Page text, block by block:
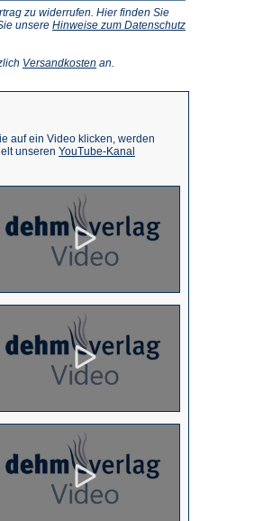
zu widerrufen. Hier finden Sie
unsere Hinweise zum Datenschutz
Versandkosten (Öffnet
an.
auf ein Video klicken, werden
unseren YouTube-Kanal
neuen